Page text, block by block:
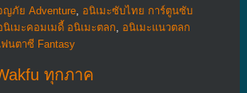
ญภัย Adventure, อนิเมะซับไทย การ์ตูนซับ
นิเมะคอมเมดี้ อนิเมะตลก
อนิเมะแนวตลก
นตาซี Fantasy
ทุกภาค